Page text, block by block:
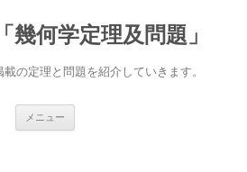
幾何学定理及問題」
の定理と問題を紹介していきます。
メニュー